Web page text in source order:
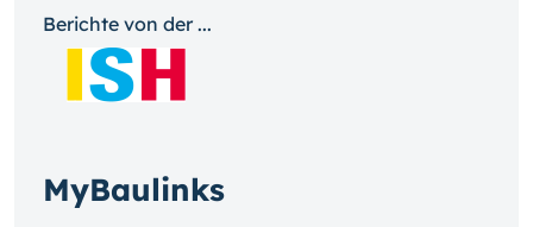
Berichte von der ...
MyBaulinks